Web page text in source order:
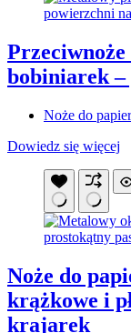
bobiniarek –
Noże do
Dowiedz się więcej
Noże do
krążkowe i
krajarek